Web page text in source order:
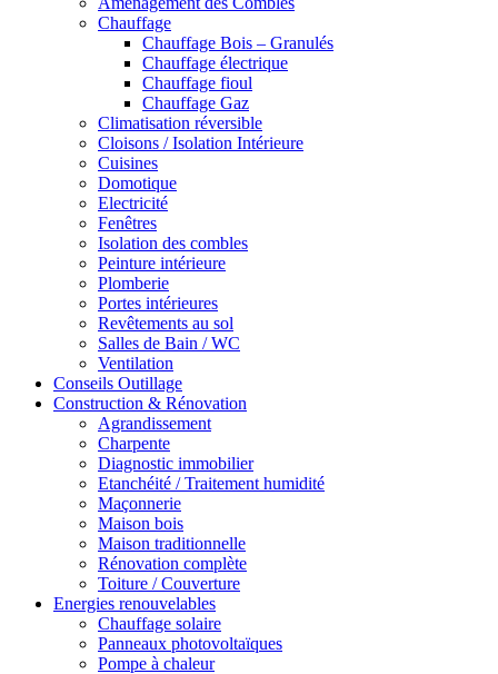
Chauffage
Chauffage Bois – Granulés
Chauffage électrique
Chauffage fioul
Chauffage Gaz
Climatisation réversible
Cloisons / Isolation Intérieure
Cuisines
Domotique
Electricité
Fenêtres
Isolation des combles
Peinture intérieure
Plomberie
Portes intérieures
Revêtements au sol
Salles de Bain / WC
Ventilation
Conseils Outillage
Construction & Rénovation
Agrandissement
Charpente
Diagnostic immobilier
Etanchéité / Traitement humidité
Maçonnerie
Maison bois
Maison traditionnelle
Rénovation complète
Toiture / Couverture
Energies renouvelables
Chauffage solaire
Panneaux photovoltaïques
Pompe à chaleur